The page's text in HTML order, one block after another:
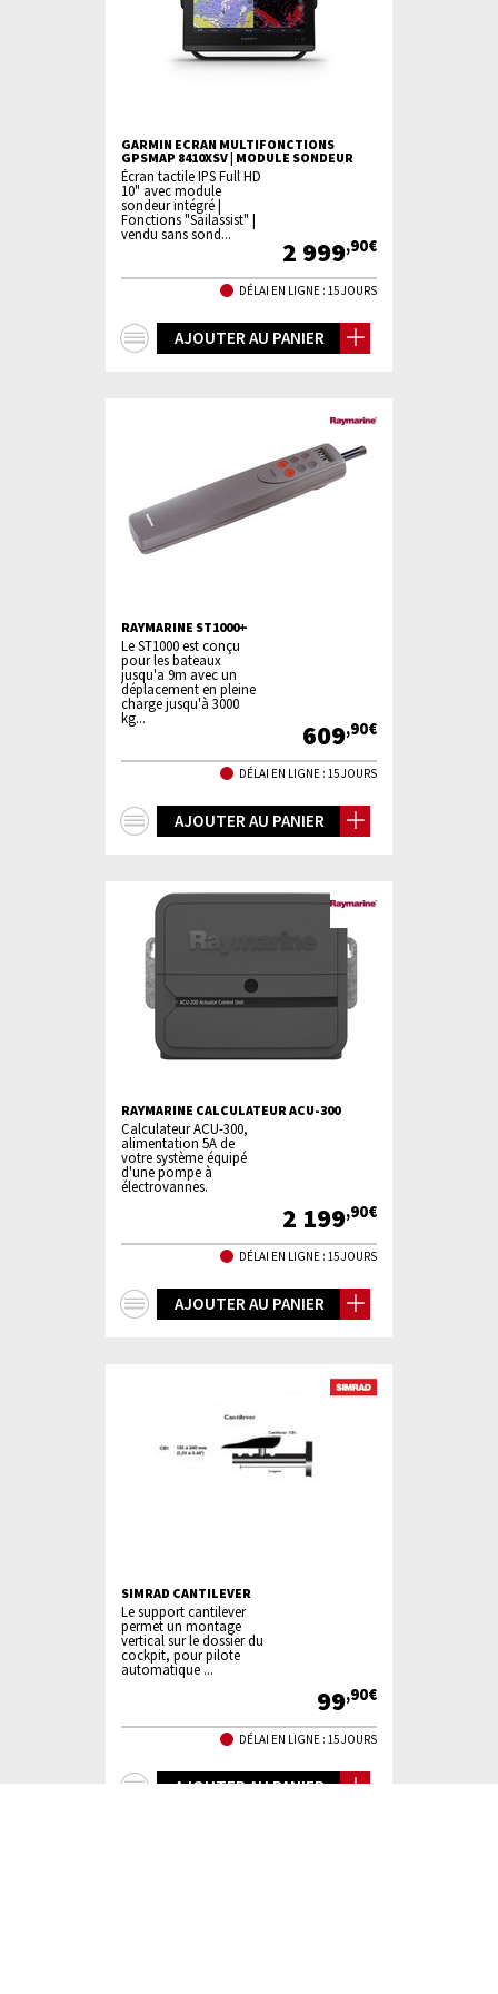
GARMIN ECRAN MULTIFONCTIONS
GPSMAP 8410XSV | MODULE SONDEUR
Écran tactile IPS Full HD
10" avec module
sondeur intégré |
Fonctions "Sailassist" |
vendu sans sond...
2 999,90€
DÉLAI EN LIGNE : 15 JOURS
AJOUTER AU PANIER
RAYMARINE ST1000+
Le ST1000 est conçu
pour les bateaux
jusqu'a 9m avec un
déplacement en pleine
charge jusqu'à 3000
kg...
609,90€
DÉLAI EN LIGNE : 15 JOURS
AJOUTER AU PANIER
RAYMARINE CALCULATEUR ACU-300
Calculateur ACU-300,
alimentation 5A de
votre système équipé
d'une pompe à
électrovannes.
2 199,90€
DÉLAI EN LIGNE : 15 JOURS
AJOUTER AU PANIER
SIMRAD CANTILEVER
Le support cantilever
permet un montage
vertical sur le dossier du
cockpit, pour pilote
automatique ...
99,90€
DÉLAI EN LIGNE : 15 JOURS
+ AJOUTER AU PANIER